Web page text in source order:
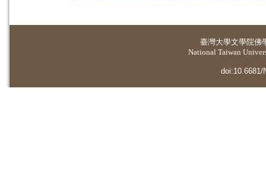
臺灣大學文學院佛
National Taiwan
doi:10.6681/